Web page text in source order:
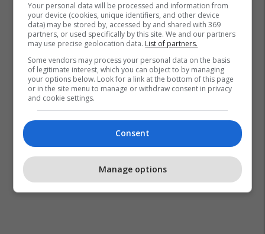
Your personal data will be processed and information from
your device (cookies, unique identifiers, and other device
data) may be stored by, accessed by and shared with 369
partners, or used specifically by this site. We and our partners
may use precise geolocation data. List of partners.
Some vendors may process your personal data on the basis
of legitimate interest, which you can object to by managing
your options below. Look for a link at the bottom of this page
or in the site menu to manage or withdraw consent in privacy
and cookie settings.
Consent
Manage options